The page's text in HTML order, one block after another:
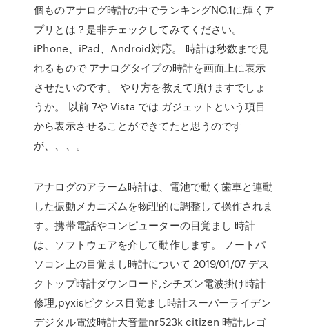
個ものアナログ時計の中でランキングNO.1に輝くア
プリとは？是非チェックしてみてください。
iPhone、iPad、Android対応。 時計は秒数まで見
れるもので アナログタイプの時計を画面上に表示
させたいのです。 やり方を教えて頂けますでしょ
うか。 以前 7や Vista では ガジェットという項目
から表示させることができてたと思うのです
が、、、。
アナログのアラーム時計は、電池で動く歯車と連動
した振動メカニズムを物理的に調整して操作されま
す。携帯電話やコンピューターの目覚まし 時計
は、ソフトウェアを介して動作します。 ノートパ
ソコン上の目覚まし時計について 2019/01/07 デス
クトップ時計ダウンロード,シチズン電波掛け時計
修理,pyxisピクシス目覚まし時計スーパーライデン
デジタル電波時計大音量nr523k citizen 時計,レゴ